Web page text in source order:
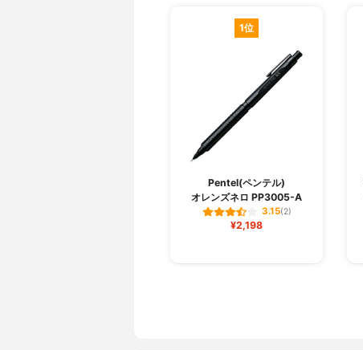
1位
Pentel(ペンテル)
オレンズネロ PP3005-A
3.15(2)
¥2,198